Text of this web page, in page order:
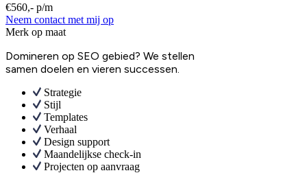
€560,- p/m
Neem contact met mij op
Merk op maat
Domineren op SEO gebied? We stellen
samen doelen en vieren successen.
Strategie
Stijl
Templates
Verhaal
Design support
Maandelijkse check-in
Projecten op aanvraag